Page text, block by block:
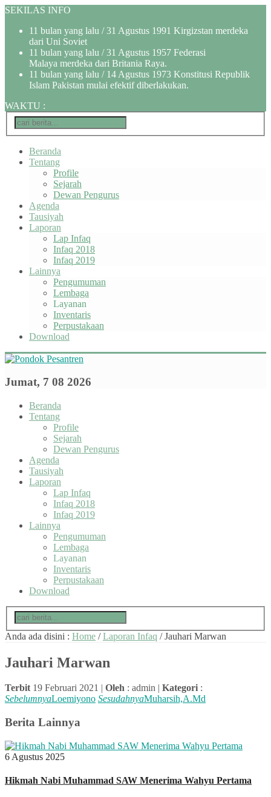
SEKILAS INFO
11 bulan yang lalu / 31 Agustus 1991 Kirgizstan merdeka
dari Uni Soviet
11 bulan yang lalu / 31 Agustus 1957 Federasi
Malaya merdeka dari Britania Raya.
11 bulan yang lalu / 14 Agustus 1973 Konstitusi Republik
Islam Pakistan mulai efektif diberlakukan.
WAKTU :
Beranda
Tentang
Profile
Sejarah
Dewan Pengurus
Agenda
Tausiyah
Laporan
Lap Infaq
Infaq 2018
Infaq 2019
Lainnya
Pengumuman
Lembaga
Layanan
Inventaris
Perpustakaan
Download
Jumat, 7 08 2026
Beranda
Tentang
Profile
Sejarah
Dewan Pengurus
Agenda
Tausiyah
Laporan
Lap Infaq
Infaq 2018
Infaq 2019
Lainnya
Pengumuman
Lembaga
Layanan
Inventaris
Perpustakaan
Download
Anda ada disini : Home /Laporan Infaq /Jauhari Marwan
Jauhari Marwan
Terbit 19 Februari 2021 | Oleh : admin | Kategori :
SebelumnyaLoemiyono SesudahnyaMuharsih,A.Md
Berita Lainnya
6 Agustus 2025
Hikmah Nabi Muhammad SAW Menerima Wahyu Pertama